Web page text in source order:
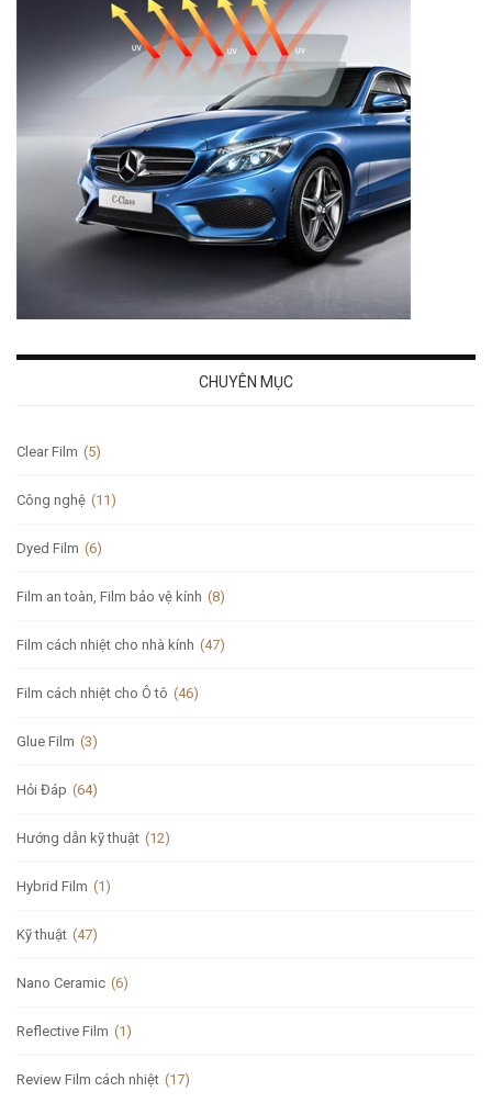
CHUYÊN MỤC
Clear Film (5)
Công nghệ (11)
Dyed Film (6)
Film an toàn, Film bảo vệ kính (8)
Film cách nhiệt cho nhà kính (47)
Film cách nhiệt cho Ô tô (46)
Glue Film (3)
Hỏi Đáp (64)
Hướng dẫn kỹ thuật (12)
Hybrid Film (1)
Kỹ thuật (47)
Nano Ceramic (6)
Reflective Film (1)
Review Film cách nhiệt (17)